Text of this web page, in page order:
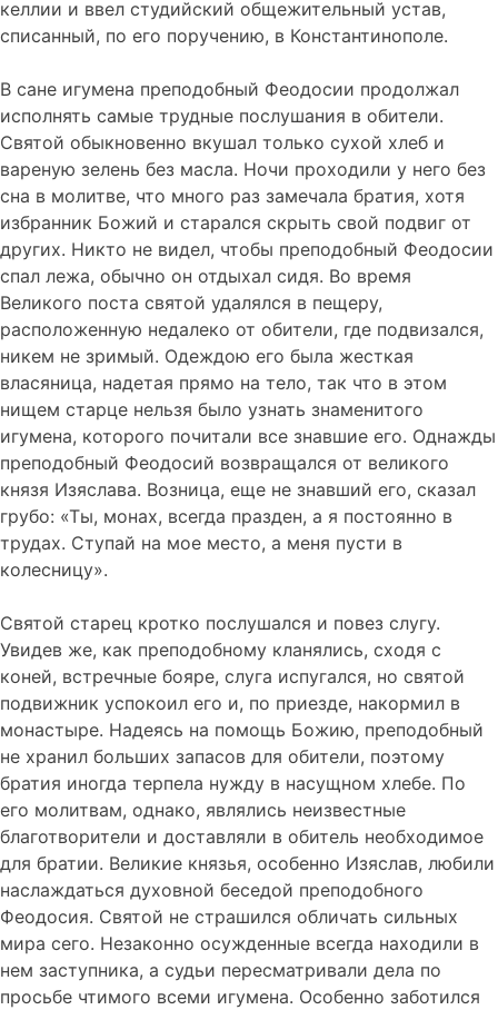
келлии и ввел студийский общежительный устав,
списанный, по его поручению, в Константинополе.
В сане игумена преподобный Феодосии продолжал
исполнять самые трудные послушания в обители.
Святой обыкновенно вкушал только сухой хлеб и
вареную зелень без масла. Ночи проходили у него без
сна в молитве, что много раз замечала братия, хотя
избранник Божий и старался скрыть свой подвиг от
других. Никто не видел, чтобы преподобный Феодосии
спал лежа, обычно он отдыхал сидя. Во время
Великого поста святой удалялся в пещеру,
расположенную недалеко от обители, где подвизался,
никем не зримый. Одеждою его была жесткая
власяница, надетая прямо на тело, так что в этом
нищем старце нельзя было узнать знаменитого
игумена, которого почитали все знавшие его. Однажды
преподобный Феодосий возвращался от великого
князя Изяслава. Возница, еще не знавший его, сказал
грубо: «Ты, монах, всегда празден, а я постоянно в
трудах. Ступай на мое место, а меня пусти в
колесницу».
Святой старец кротко послушался и повез слугу.
Увидев же, как преподобному кланялись, сходя с
коней, встречные бояре, слуга испугался, но святой
подвижник успокоил его и, по приезде, накормил в
монастыре. Надеясь на помощь Божию, преподобный
не хранил больших запасов для обители, поэтому
братия иногда терпела нужду в насущном хлебе. По
его молитвам, однако, являлись неизвестные
благотворители и доставляли в обитель необходимое
для братии. Великие князья, особенно Изяслав, любили
наслаждаться духовной беседой преподобного
Феодосия. Святой не страшился обличать сильных
мира сего. Незаконно осужденные всегда находили в
нем заступника, а судьи пересматривали дела по
просьбе чтимого всеми игумена. Особенно заботился